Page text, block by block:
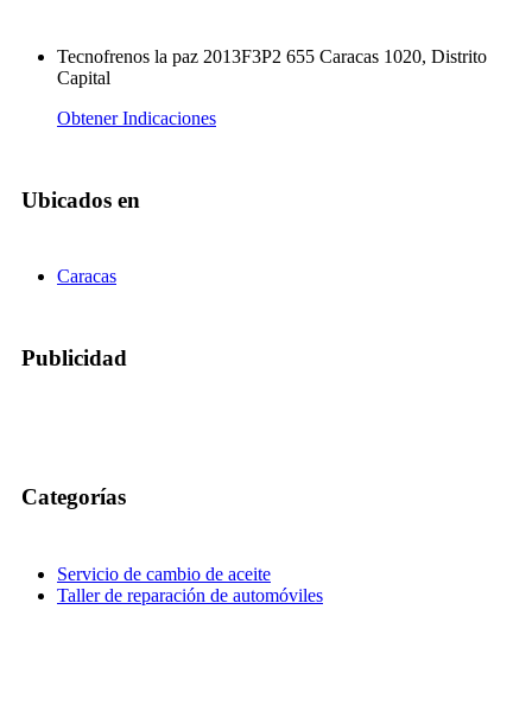
Tecnofrenos la paz 2013F3P2 655 Caracas 1020, Distrito
Capital
Obtener Indicaciones
Ubicados en
Caracas
Publicidad
Categorías
Servicio de cambio de aceite
Taller de reparación de automóviles